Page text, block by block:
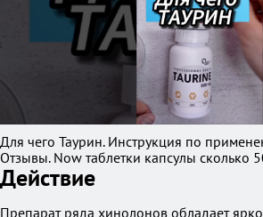
Для чего Таурин. Инструкция по
Отзывы. Now таблетки капсулы сколько
Действие
Препарат ряда хинолонов обладает